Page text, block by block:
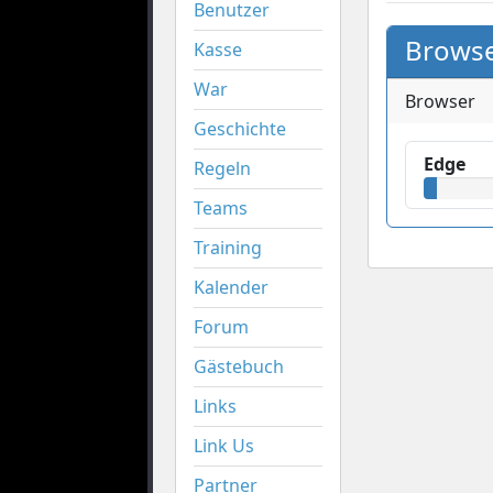
Benutzer
Kasse
War
Geschichte
Regeln
Teams
Training
Kalender
Forum
Gästebuch
Links
Link Us
Partner
Browser
Edge